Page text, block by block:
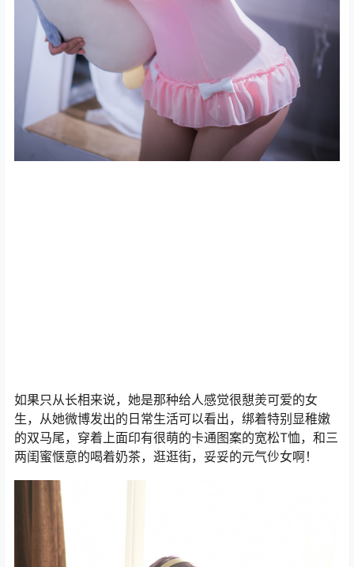
如果只从长相来说，她是那种给人感觉很憇羙可爱的女
生，从她微博发出的日常生活可以看出，绑着特别显稚嫩
的双马尾，穿着上面印有很萌的卡通图案的宽松T恤，和三
两闺蜜惬意的喝着奶茶，逛逛街，妥妥的元气仯女啊！